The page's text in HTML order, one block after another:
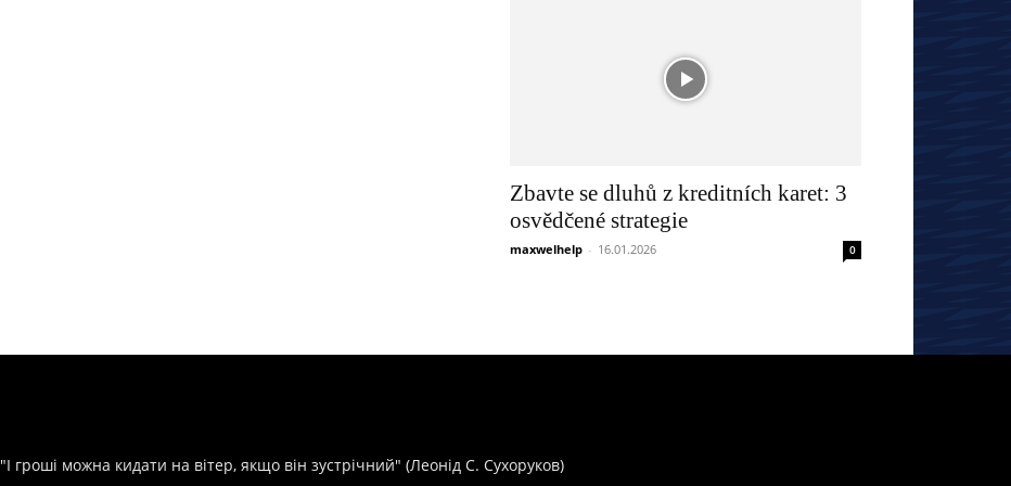
Zbavte se dluhů z kreditních karet: 3
osvědčené strategie
maxwelhelp - 16.01.2026 0
"І гроші можна кидати на вітер, якщо він зустрічний" (Леонід С. Сухоруков)